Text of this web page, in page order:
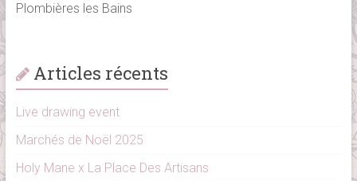
Plombières les Bains
Articles récents
Live drawing event
Marchés de Noël 2025
Holy Mane x La Place Des Artisans